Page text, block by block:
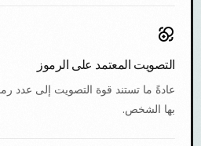
التصويت المعتمد على الرموز
عادةً ما تستند قوة التصويت إلى عدد
بها الشخص.